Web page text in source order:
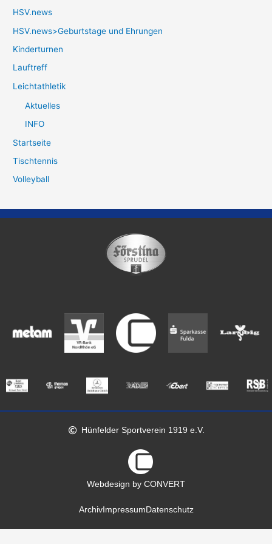
HSV.news
HSV.news>Geburtstage und Ehrungen
Kinderturnen
Lauftreff
Leichtathletik
Aktuelles
INFO
Startseite
Tischtennis
Volleyball
Hünfelder Sportverein 1919 e.V.
Webdesign by CONVERT
ArchivImpressum Datenschutz